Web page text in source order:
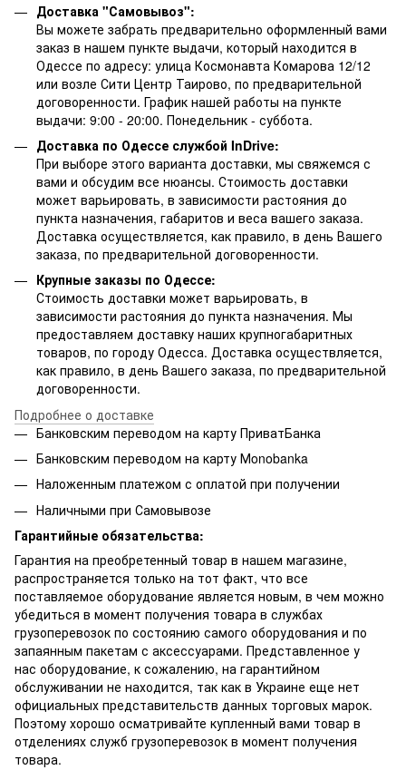
Доставка "Самовывоз":
Вы можете забрать предварительно оформленный вами
заказ в нашем пункте выдачи, который находится в
Одессе по адресу: улица Космонавта Комарова 12/12
или возле Сити Центр Таирово, по предварительной
договоренности. График нашей работы на пункте
выдачи: 9:00 - 20:00. Понедельник - суббота.
Доставка по Одессе службой InDrive:
При выборе этого варианта доставки, мы свяжемся с
вами и обсудим все нюансы. Стоимость доставки
может варьировать, в зависимости растояния до
пункта назначения, габаритов и веса вашего заказа.
Доставка осуществляется, как правило, в день Вашего
заказа, по предварительной договоренности.
Крупные заказы по Одессе:
Стоимость доставки может варьировать, в
зависимости растояния до пункта назначения. Мы
предоставляем доставку наших крупногабаритных
товаров, по городу Одесса. Доставка осуществляется,
как правило, в день Вашего заказа, по предварительной
договоренности.
Подробнее о доставке
Банковским переводом на карту ПриватБанка
Банковским переводом на карту Мonobanka
Наложенным платежом с оплатой при получении
Наличными при Самовывозе
Гарантийные обязательства:
Гарантия на преобретенный товар в нашем магазине,
распространяется только на тот факт, что все
поставляемое оборудование является новым, в чем можно
убедиться в момент получения товара в службах
грузоперевозок по состоянию самого оборудования и по
запаянным пакетам с аксессуарами. Представленное у
нас оборудование, к сожалению, на гарантийном
обслуживании не находится, так как в Украине еще нет
официальных представительств данных торговых марок.
Поэтому хорошо осматривайте купленный вами товар в
отделениях служб грузоперевозок в момент получения
товара.